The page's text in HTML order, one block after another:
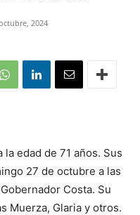
2024
edad de 71 años. Sus
27 de octubre a las
Costa. Su
Muerza, Glaria y otros.